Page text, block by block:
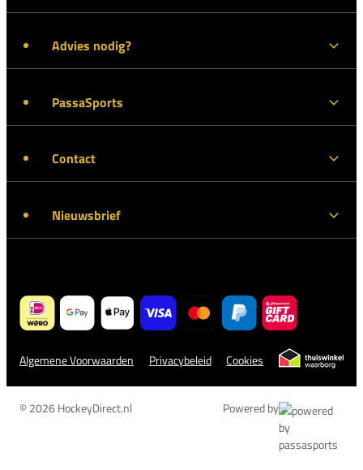
Advies nodig?
PassaSports
Contact
Nieuwsbrief
Algemene Voorwaarden Privacybeleid Cookies
© 2026 HockeyDirect.nl Powered by